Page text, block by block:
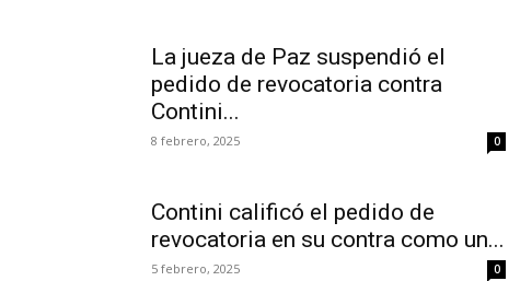
La jueza de Paz suspendió el
pedido de revocatoria contra
Contini...
8 febrero, 2025 0
Contini calificó el pedido de
revocatoria en su contra como un...
5 febrero, 2025 0